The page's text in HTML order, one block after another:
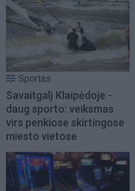
Sportas
Savaitgalį Klaipėdoje -
daug sporto: veiksmas
virs penkiose skirtingose
miesto vietose